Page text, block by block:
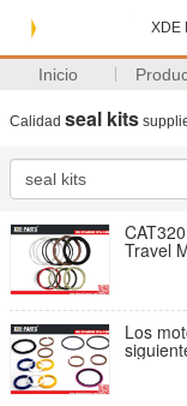
XDE
Inicio
Calidad seal kits
Travel
Los